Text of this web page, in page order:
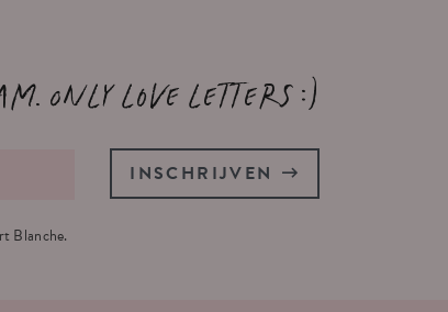
Only love letters :)
Blanche.
INSCHRIJVEN